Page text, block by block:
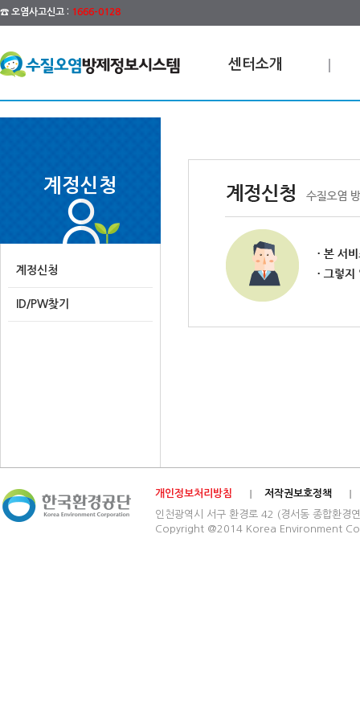
☎ 오염사고신고 : 1666-0128
센터소개
계정신청
계정신청
ID/PW찾기
개인정보처리방침
저작권보호정책
인천광역시 서구 환경로 42 (경서동 종합
Copyright @2014 Korea Environment